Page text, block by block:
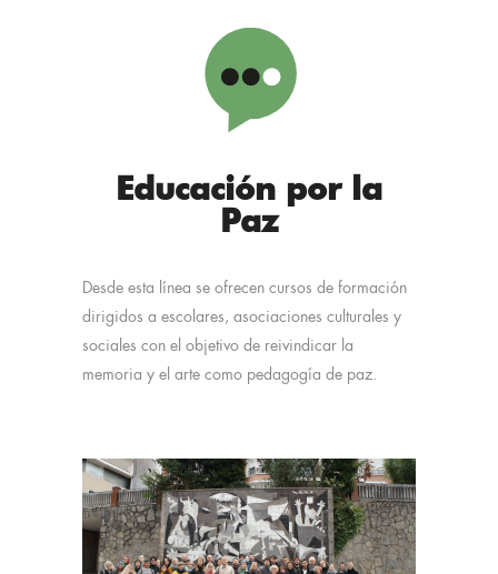
Educación por la
Paz
Desde esta línea se ofrecen cursos de formación
dirigidos a escolares, asociaciones culturales y
sociales con el objetivo de reivindicar la
memoria y el arte como pedagogía de paz.